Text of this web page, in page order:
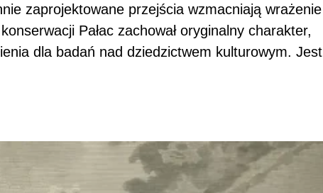
zaprojektowane przejścia wzmacniają wrażenie
Pałac zachował oryginalny charakter,
dla badań nad dziedzictwem kulturowym. Jest